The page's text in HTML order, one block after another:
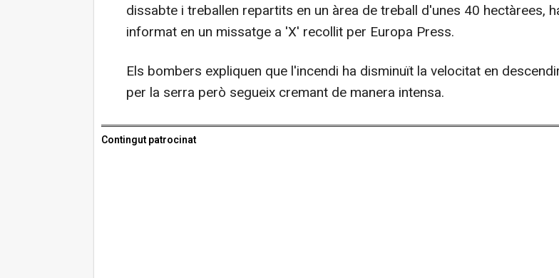
dissabte i treballen repartits en un àrea de treball d'unes 40 hectàrees,
informat en un missatge a 'X' recollit per Europa Press.
Els bombers expliquen que l'incendi ha disminuït la velocitat en
per la serra però segueix cremant de manera intensa.
Contingut patrocinat